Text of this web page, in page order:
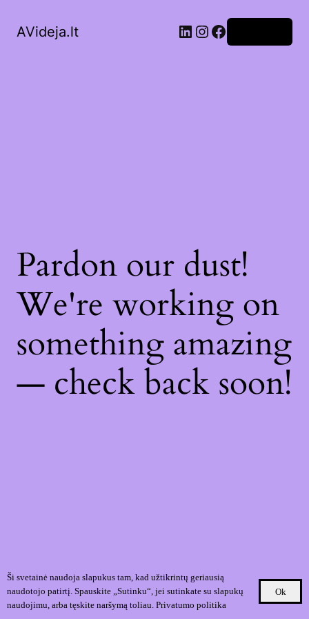
AVideja.lt LinkedIn
Instagram
Facebook
Pardon our dust!
We're working on
something amazing
— check back soon!
Ši svetainė naudoja slapukus tam, kad užtikrintų geriausią
naudotojo patirtį. Spauskite „Sutinku“, jei sutinkate su slapukų
naudojimu, arba tęskite naršymą toliau. Privatumo politika
Ok